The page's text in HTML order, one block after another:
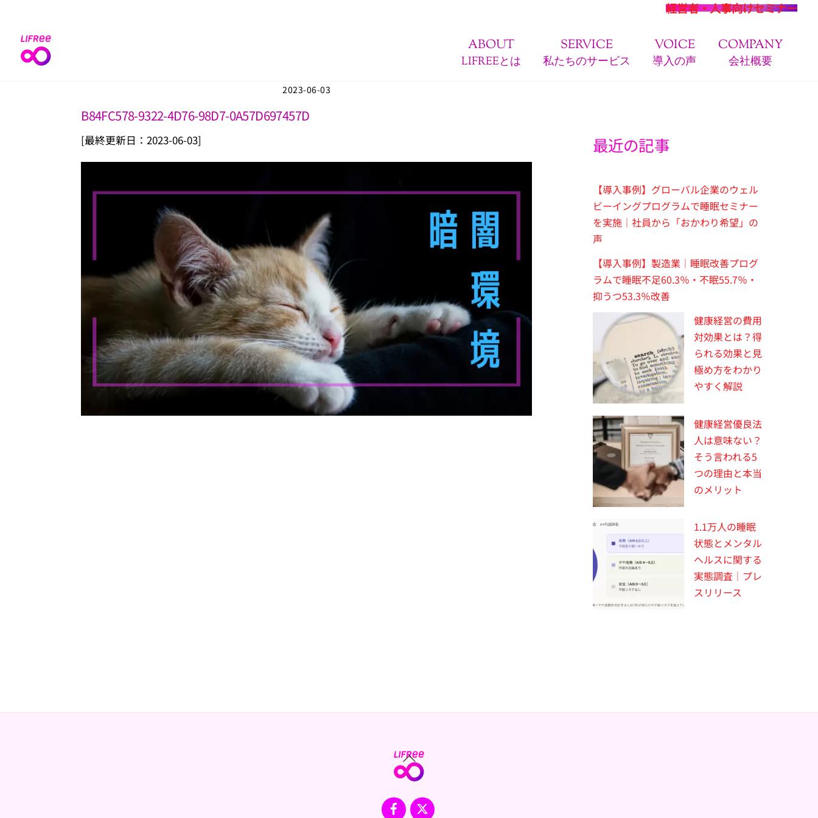
content
経営者・人事向けセミナー
ABOUT
LIFREEとは
SERVICE
私たちのサービス
VOICE
導入の声
COMPANY
会社概要
2023-06-03
B84FC578-9322-4D76-98D7-0A57D697457D
[最終更新日：2023-06-03] 最近の記事
【導入事例】グローバル企業のウェル
ビーイングプログラムで睡眠セミナー
を実施｜社員から「おかわり希望」の
声
【導入事例】製造業｜睡眠改善プログ
ラムで睡眠不足60.3％・不眠55.7％・
抑うつ53.3％改善
健康経営の費用
対効果とは？得
られる効果と見
極め方をわかり
やすく解説
健康経営優良法
人は意味ない？
そう言われる5
つの理由と本当
のメリット
1.1万人の睡眠
状態とメンタル
ヘルスに関する
実態調査｜プレ
スリリース
Back
To
Facebook
X